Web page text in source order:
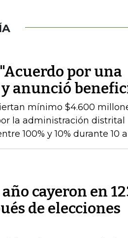
por una
anunció
mínimo $4.600
la administración distrital
100% y 10% durante 10
cayeron en
de elecciones